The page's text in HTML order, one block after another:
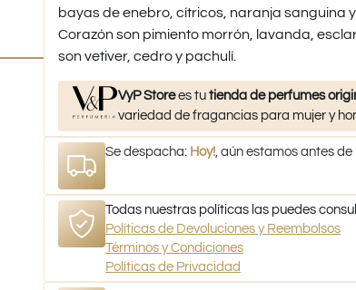
bayas de enebro, cítricos, naranja sanguina
Corazón son pimiento morrón, lavanda,
son vetiver, cedro y pachulí.
VyP Storees tutienda de perfumes
variedad de fragancias para mujer y
Se despacha: Hoy! , aún estamos antes de
Todas nuestras políticas las puedes
Políticas de Devoluciones y Reembolsos
Términos y Condiciones
Políticas de Privacidad